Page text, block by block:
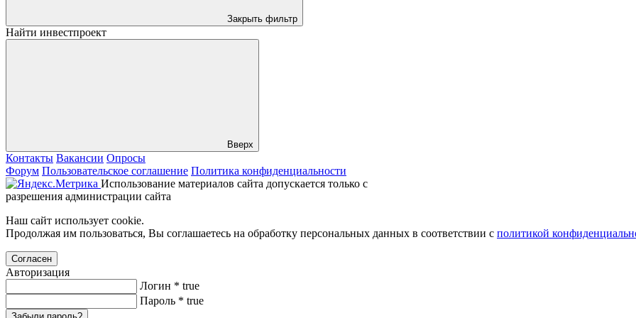
Закрыть фильтр
Найти инвестпроект
Вверх
Контакты Вакансии Опросы
Форум Пользовательское соглашение Политика конфиденциальности
Использование материалов сайта допускается только с
разрешения администрации сайта
Наш сайт использует cookie.
Продолжая им пользоваться, Вы соглашаетесь на обработку персональных данных в соответствии с политикой
Согласен
Авторизация
Логин * true
Пароль * true